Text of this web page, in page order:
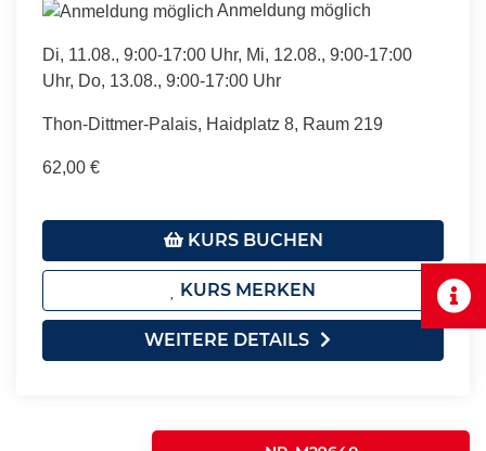
Anmeldung möglich
Di, 11.08., 9:00-17:00 Uhr, Mi, 12.08., 9:00-17:00
Uhr, Do, 13.08., 9:00-17:00 Uhr
Thon-Dittmer-Palais, Haidplatz 8, Raum 219
62,00 €
KURS BUCHEN
KURS MERKEN
WEITERE DETAILS